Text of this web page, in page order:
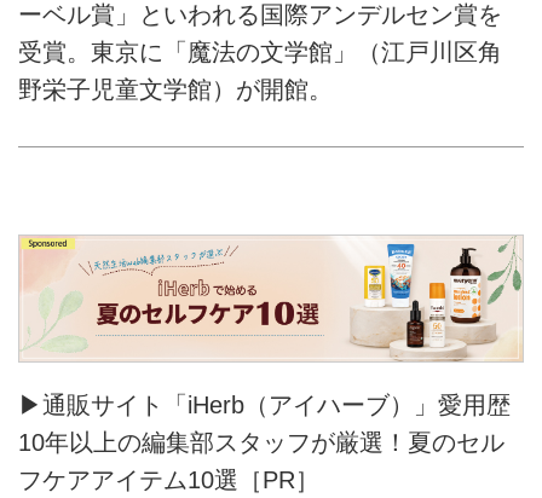
ーベル賞」といわれる国際アンデルセン賞を
受賞。東京に「魔法の文学館」（江戸川区角
野栄子児童文学館）が開館。
▶通販サイト「iHerb（アイハーブ）」愛用歴
10年以上の編集部スタッフが厳選！夏のセル
フケアアイテム10選［PR］